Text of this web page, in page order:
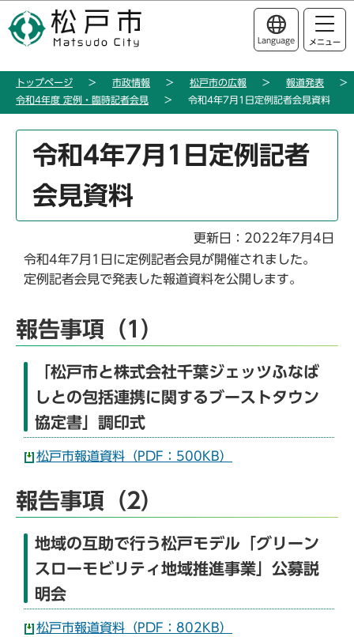
の
ー
このページの本文へ移動
Language メニュー
トップページ 市政情報 松戸市の広報
報道発表
令和4年度 定例・臨時記者会見
令和4年7月1日定例記者会見資料
か
令和4年7月1日定例記者
会見資料
更新日：2022年7月4日
令和4年7月1日に定例記者会見が開催されました。
定例記者会見で発表した報道資料を公開します。
報告事項（1）
「松戸市と株式会社千葉ジェッツふなば
しとの包括連携に関するブーストタウン
協定書」調印式
松戸市報道資料（PDF：500KB）
報告事項（2）
地域の互助で行う松戸モデル「グリーン
スローモビリティ地域推進事業」公募説
明会
松戸市報道資料（PDF：802KB）